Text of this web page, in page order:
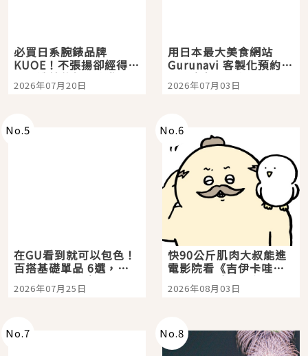
必買日系腕錶品牌
KUOE！不張揚卻經得起
時間洗鍊的經典之作五
選
2026年07月20日
用日本最大美食網站
Gurunavi 客製化預約九
大都市餐廳，打造專屬
美食體驗！
2026年07月03日
No.5
在GU看到就可以包色！
百搭基礎單品 6選，閉
眼全收也不心疼
2026年07月25日
No.6
快90公斤肌肉大叔能進
電影院看《吉伊卡哇》
嗎？日本重金屬樂團
「打首」會長與nagano
2026年08月03日
No.7 No.8